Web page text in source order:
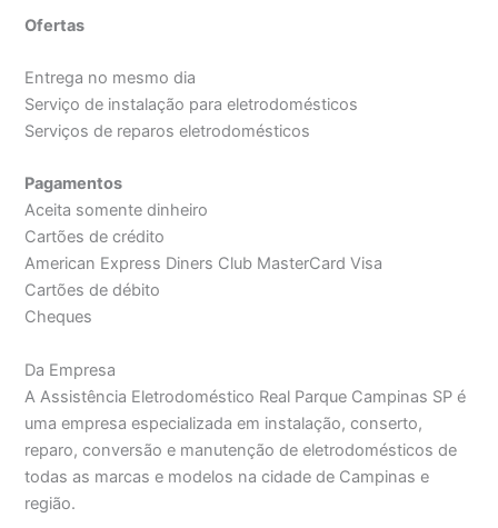
Ofertas
Entrega no mesmo dia
Serviço de instalação para eletrodomésticos
Serviços de reparos eletrodomésticos
Pagamentos
Aceita somente dinheiro
Cartões de crédito
American Express Diners Club MasterCard Visa
Cartões de débito
Cheques
Da Empresa
A Assistência Eletrodoméstico Real Parque Campinas SP é
uma empresa especializada em instalação, conserto,
reparo, conversão e manutenção de eletrodomésticos de
todas as marcas e modelos na cidade de Campinas e
região.